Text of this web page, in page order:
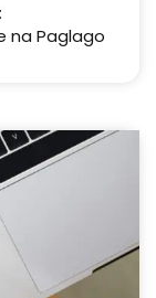
na Paglago